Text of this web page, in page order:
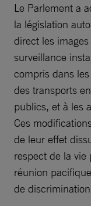
Le Parlement a
la législation
direct les
surveillance
compris dans
des transports
publics, et à les
Ces
de leur effet
respect de la
réunion
de